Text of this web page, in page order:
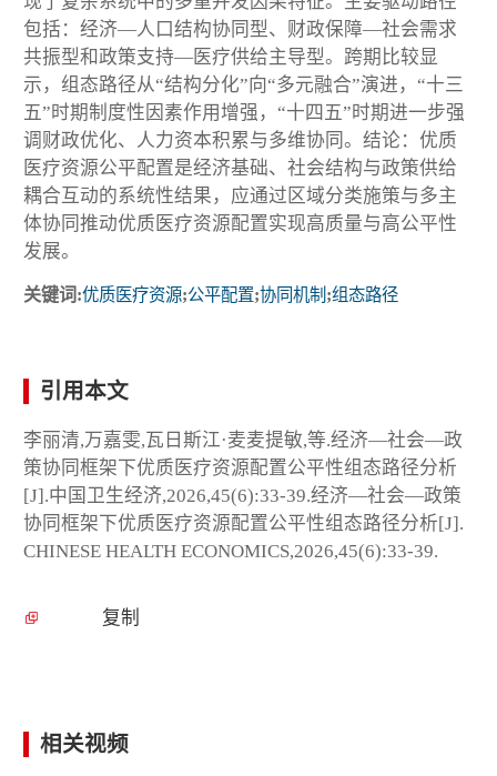
包括：经济—人口结构协同型、财政保障—社会需求
共振型和政策支持—医疗供给主导型。跨期比较显
示，组态路径从“结构分化”向“多元融合”演进，“十三
五”时期制度性因素作用增强，“十四五”时期进一步强
调财政优化、人力资本积累与多维协同。结论：优质
医疗资源公平配置是经济基础、社会结构与政策供给
耦合互动的系统性结果，应通过区域分类施策与多主
体协同推动优质医疗资源配置实现高质量与高公平性
发展。
关键词:优质医疗资源;公平配置;协同机制 ;组态路径
引用本文
李丽清,万嘉雯,瓦日斯江·麦麦提敏,等.经济—社会—政
策协同框架下优质医疗资源配置公平性组态路径分析
[J].中国卫生经济,2026,45(6):33-39.经济—社会—政策
协同框架下优质医疗资源配置公平性组态路径分析[J].
CHINESE HEALTH ECONOMICS,2026,45(6):33-39.
复制
相关视频